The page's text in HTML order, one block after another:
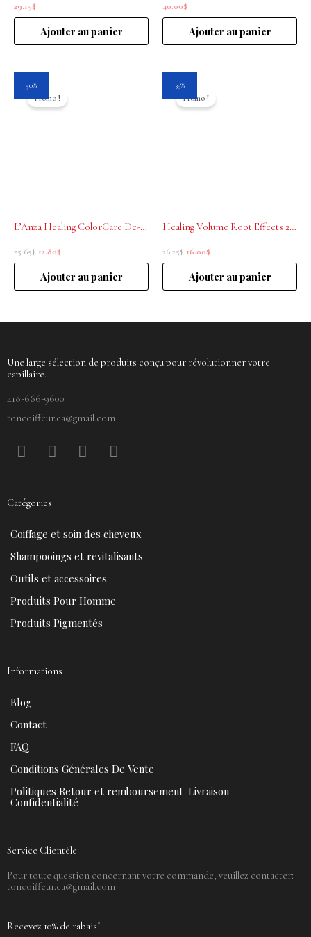
29.15$
Ajouter au panier
40.00$
Ajouter au panier
50%
Promo !
L’Anza Healing ColorCare De-Brassing Bleu Conditioner 250ml
25.65$
initial
12.80$
actuel
Ajouter au panier
39%
Promo !
Healing Volume Root Effects 200mL L’Anza
26.25$
initial
16.00$
actuel
Ajouter au panier
Une large sélection de produits conçu pour révolutionner votre
capillaire.
418-666-9600
toncoiffeur.ca@gmail.com
F
a
b
o
o
k
P
i
e
e
s
t
Y
o
b
e
I
n
r
a
Catégories
Coiffage et soin des cheveux
Shampooings et revitalisants
Outils et accessoires
Produits Pour Homme
Produits Pigmentés
Informations
Blog
Contact
FAQ
Conditions Générales De Vente
Politiques Retour et remboursement-Livraison-
Confidentialité
Service Clientèle
Pour toute question concernant votre commande, veuillez contacter:
toncoiffeur.ca@gmail.com
Recevez 10% de rabais!